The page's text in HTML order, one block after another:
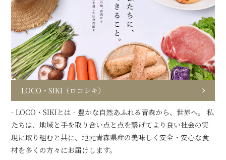
LOCO・SIKI（ロコシキ）
- LOCO・SIKIとは - 豊かな自然あふれる青森から、世界へ。 私
たちは、地域と手を取り合い点と点を繋げてより良い社会の実
現に取り組むと共に、地元青森県産の美味しく安全・安心な食
材を多くの方々にお届けします。